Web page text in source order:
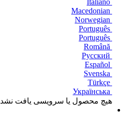
Macedonian
Norwegian
Português
Português
Română
Русский
Español
Svenska
Türkçe
Українська
هیچ محصول یا سرویسی یافت نشد